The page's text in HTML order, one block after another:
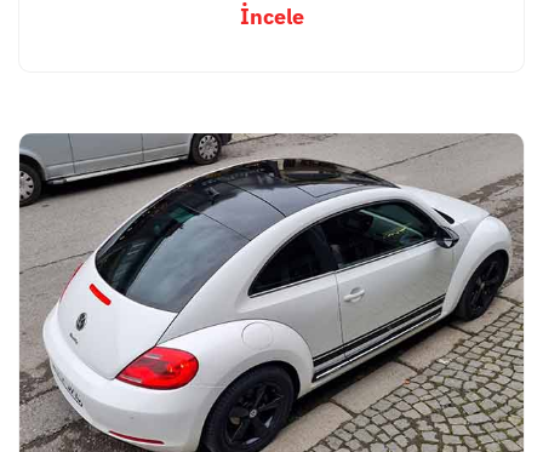
İncele